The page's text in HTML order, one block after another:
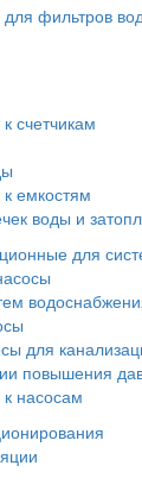
фильтров
счетчикам
емкостям
воды и
для
для
повышения
насосам